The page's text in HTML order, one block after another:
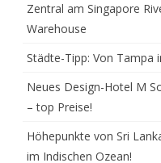
Zentral am Singapore
Warehouse
Städte-Tipp: Von Tampa
Neues Design-Hotel M
– top Preise!
Höhepunkte von Sri
im Indischen Ozean!